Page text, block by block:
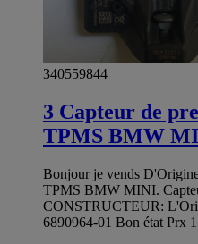
340559844
3 Capteur de
TPMS BMW
Bonjour je vends
TPMS BMW MINI.
CONSTRUCTEUR:
6890964-01 Bon état Prx